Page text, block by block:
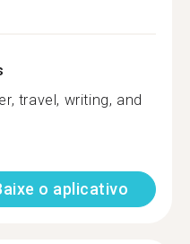
travel, writing, and
o aplicativo